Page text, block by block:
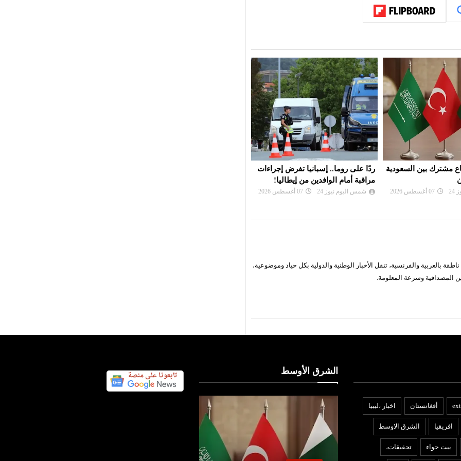
تفرض إجراءات
من إيطاليا!
07 أغسطس 2026
واشنطن تفرض عقوبات على منصات
للتداول تمول الحرس الثوري
شمس اليوم نيوز 24 07 أغسطس 2026
بالعربية والفرنسية، تنقل الأخبار الوطنية والدولية بكل حياد وموضوعية،
المصداقية وسرعة المعلومة.
أفغانستان اخبار ،ليبيا
افريقيا الشرق الاوسط
بيت حواء تحقيقات،
الشرق الأوسط
بنوك ومؤسسات